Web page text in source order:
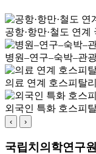
공항·항만·철도 연계
병원–연구–숙박–관
의료 연계 호스피탈
외국인 특화 호스피
‹ ›
국립치의학연구